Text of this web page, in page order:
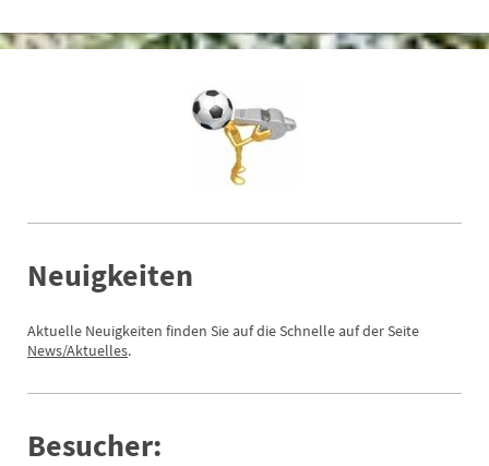
Neuigkeiten
Aktuelle Neuigkeiten finden Sie auf die Schnelle auf der Seite
News/Aktuelles.
Besucher: